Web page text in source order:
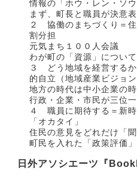
情報の「ホウ・レン・ソウ
まず、町長と職員が決意表
２ 協働のまちづくり＝
割分担
元気まち１００人会議
わが町の「資源」につい
３ どう地域を経営する
的自立（地域産業ビジョ
地方の時代は中小企業の
行政・企業・市民が三位
４ 職員に期待する＝新
「オカタイ」
住民の意見をどれだけ「
町民を入れた「政策評価
日外アソシエーツ『